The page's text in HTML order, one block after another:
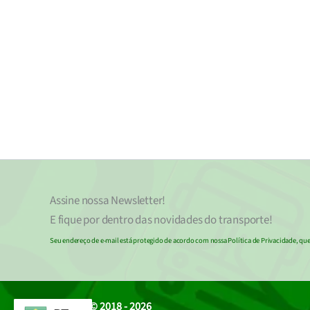
Assine nossaNewsletter!
E fique por dentro das novidades do transporte!
Seu endereço de e-mailestáprotegido de acordo com nossa Política de Privacidade,
© 2018 - 2026